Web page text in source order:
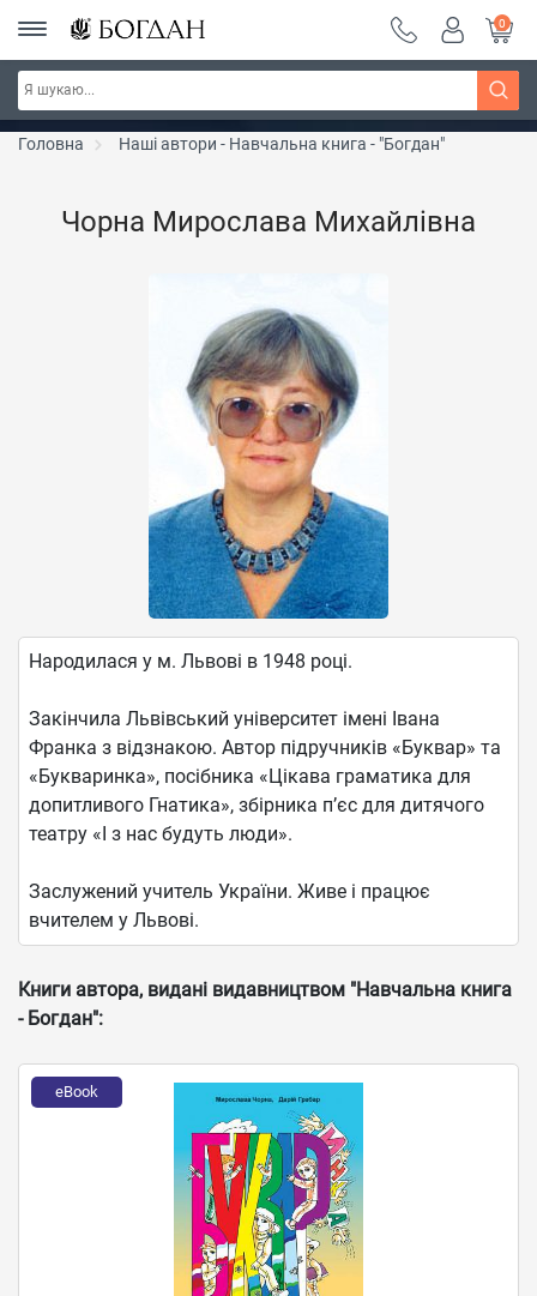
РОЗПРОДАЖ ~ 150 грн ~ 200 грн ~ 250 грн ~
300 грн ~ РОЗПРОДАЖ
Дізнатись більше
0
Головна Наші автори - Навчальна книга - "Богдан"
Чорна Мирослава Михайлівна
Народилася у м. Львові в 1948 році.
Закінчила Львівський університет імені Івана
Франка з відзнакою. Автор підручників «Буквар» та
«Букваринка», посібника «Цікава граматика для
допитливого Гнатика», збірника п’єс для дитячого
театру «І з нас будуть люди».
Заслужений учитель України. Живе і працює
вчителем у Львові.
Книги автора, видані видавництвом "Навчальна книга
- Богдан":
eBook